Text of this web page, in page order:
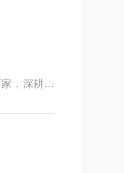
，深耕车